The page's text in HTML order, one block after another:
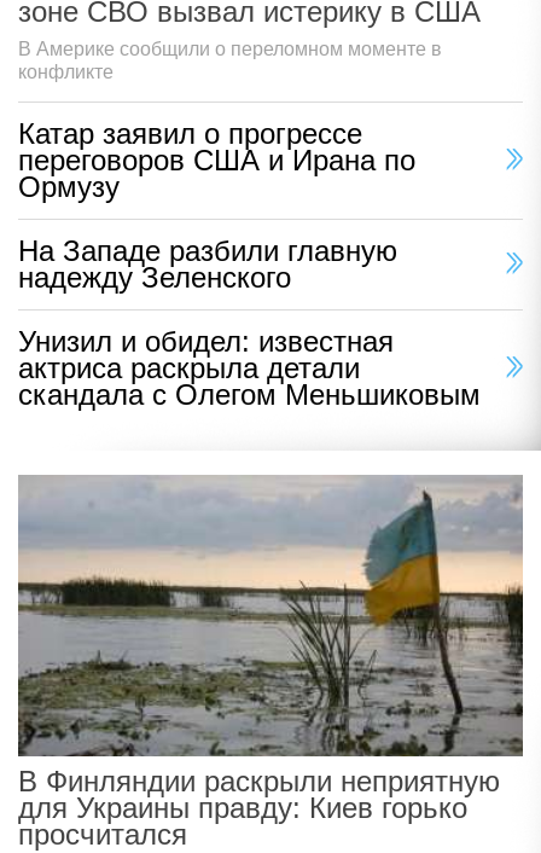
зоне СВО вызвал истерику в США
В Америке сообщили о переломном моменте в
конфликте
Катар заявил о прогрессе
переговоров США и Ирана по
Ормузу
На Западе разбили главную
надежду Зеленского
Унизил и обидел: известная
актриса раскрыла детали
скандала с Олегом Меньшиковым
В Финляндии раскрыли неприятную
для Украины правду: Киев горько
просчитался